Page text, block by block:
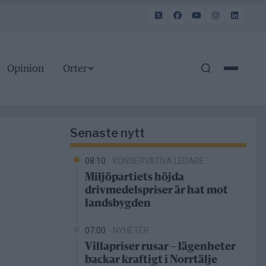
Opinion Orter
Senaste nytt
08:10 KONSERVATIVA LEDARE
Miljöpartiets höjda
drivmedelspriser är hat mot
landsbygden
07:00 NYHETER
Villapriser rusar – lägenheter
backar kraftigt i Norrtälje